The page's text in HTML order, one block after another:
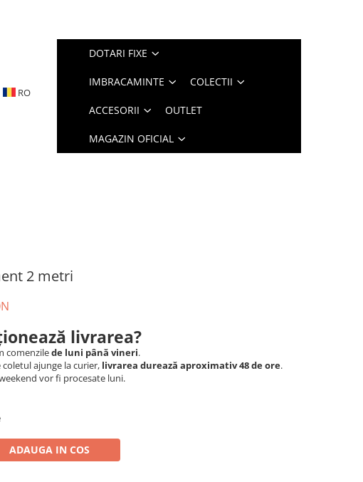
RO
DOTARI FIXE
IMBRACAMINTE COLECTII
ACCESORII OUTLET
MAGAZIN OFICIAL
2 metri
livrarea?
comenzilede luni până vineri.
ajunge la curier, livrarea durează aproximativ 48 de ore.
vor fi procesate luni.
ADAUGA IN COS